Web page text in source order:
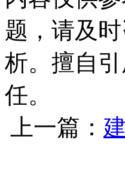
题，请及
析。擅自
任。
上一篇：